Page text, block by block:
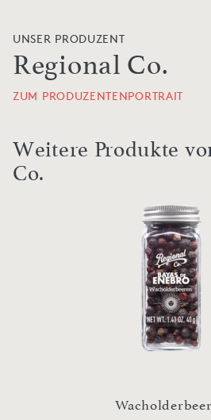
UNSER PRODUZENT
Regional Co.
ZUM PRODUZENTENPORTRAIT
Weitere Produkte
Co.